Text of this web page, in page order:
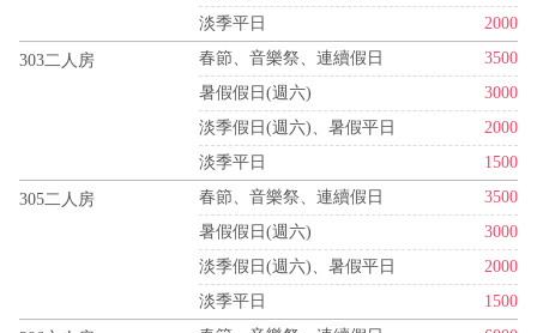
淡季平日
2000
303二人房 春節、音樂祭、連續假日
3500
暑假假日(週六)
3000
淡季假日(週六)、暑假平日
2000
淡季平日
1500
305二人房 春節、音樂祭、連續假日
3500
暑假假日(週六)
3000
淡季假日(週六)、暑假平日
2000
淡季平日
1500